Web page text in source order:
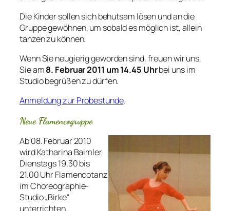
Die Kinder sollen sich behutsam lösen und an die
Gruppe gewöhnen, um sobald es möglich ist, allein
tanzen zu können.
Wenn Sie neugierig geworden sind, freuen wir uns,
Sie am8. Februar 2011 um 14.45 Uhrbei uns im
Studio begrüßen zu dürfen.
Anmeldung zur Probestunde.
Neue Flamencogruppe
Ab 08. Februar 2010
wird Katharina Baimler
Dienstags 19.30 bis
21.00 Uhr Flamencotanz
im Choreographie-
Studio „Birke“
unterrichten.